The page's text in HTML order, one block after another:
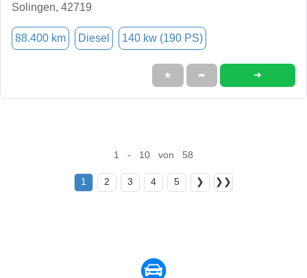
Solingen, 42719
88.400 km Diesel 140 kw (190 PS)
★ ➦ ➜
1 - 10 von 58
1 2 3 4 5 ❯ ❯❯